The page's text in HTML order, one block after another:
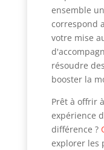
ensemble
correspond
votre mise
résoudre
booster la
Prêt à offrir
expérience
différence ?
explorer les